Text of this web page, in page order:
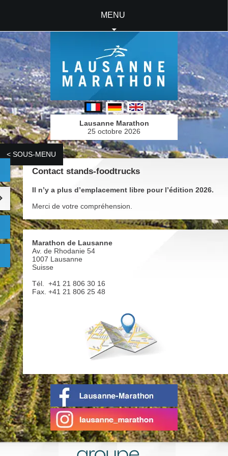
MENU
Lausanne Marathon
25 octobre 2026
< SOUS-MENU
Contact stands-foodtrucks
Il n’y a plus d’emplacement libre pour l’édition 2026.
Merci de votre compréhension.
Marathon de Lausanne
Av. de Rhodanie 54
1007 Lausanne
Suisse
Tél. +41 21 806 30 16
Fax. +41 21 806 25 48